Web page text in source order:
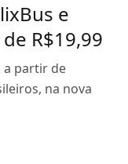
e
R$19,99
a partir de
na nova